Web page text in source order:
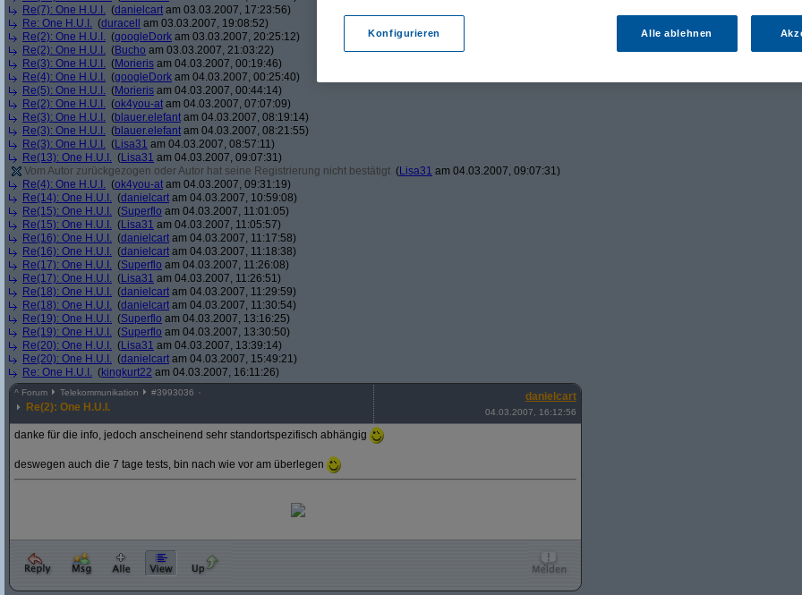
Re(7): One H.U.I. (danielcart am 03.03.2007, 17:23:56)
Re: One H.U.I. (duracell
am 03.03.2007, 19:08:52)
Re(2): One H.U.I. (googleDork am 03.03.2007, 20:25:12)
Re(2): One H.U.I. (Bucho am 03.03.2007, 21:03:22)
Re(3): One H.U.I. (Morieris am 04.03.2007, 00:19:46)
Re(4): One H.U.I. (googleDork am 04.03.2007, 00:25:40)
Re(5): One H.U.I. (Morieris am 04.03.2007, 00:44:14)
Re(2): One H.U.I. (ok4you-at am 04.03.2007, 07:07:09)
Re(3): One H.U.I. (blauer.elefant am 04.03.2007, 08:19:14)
Re(3): One H.U.I. (blauer.elefant am 04.03.2007, 08:21:55)
Re(3): One H.U.I. (Lisa31 am 04.03.2007, 08:57:11)
Re(13): One H.U.I. (Lisa31 am 04.03.2007, 09:07:31)
Vom Autor zurückgezogen oder Autor hat seine Registrierung nicht bestätigt (Lisa31 am 04.03.2007, 09:07:31)
Re(4): One H.U.I. (ok4you-at am 04.03.2007, 09:31:19)
Re(14): One H.U.I. (danielcart am 04.03.2007, 10:59:08)
Re(15): One H.U.I. (Superflo am 04.03.2007, 11:01:05)
Re(15): One H.U.I. (Lisa31 am 04.03.2007, 11:05:57)
Re(16): One H.U.I. (danielcart am 04.03.2007, 11:17:58)
Re(16): One H.U.I. (danielcart am 04.03.2007, 11:18:38)
Re(17): One H.U.I. (Superflo am 04.03.2007, 11:26:08)
Re(17): One H.U.I. (Lisa31 am 04.03.2007, 11:26:51)
Re(18): One H.U.I. (danielcart am 04.03.2007, 11:29:59)
Re(18): One H.U.I. (danielcart am 04.03.2007, 11:30:54)
Re(19): One H.U.I. (Superflo am 04.03.2007, 13:16:25)
Re(19): One H.U.I. (Superflo am 04.03.2007, 13:30:50)
Re(20): One H.U.I. (Lisa31 am 04.03.2007, 13:39:14)
Re(20): One H.U.I. (danielcart am 04.03.2007, 15:49:21)
Re: One H.U.I. (kingkurt22 am 04.03.2007, 16:11:26)
^ Forum Telekommunikation #3993036
Re(2): One H.U.I.
danielcart
04.03.2007, 16:12:56
danke für die info, jedoch anscheinend sehr standortspezifisch abhängig
deswegen auch die 7 tage tests, bin nach wie vor am überlegen
Konfigurieren Alle ablehnen